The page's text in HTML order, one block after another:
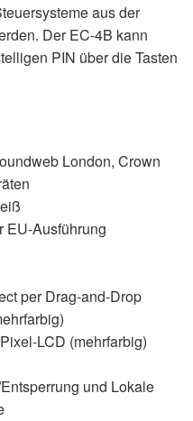
aus der
Der EC-4B kann
PIN über die Tasten
London, Crown
EU-Ausführung
per Drag-and-Drop
LCD (mehrfarbig)
und Lokale